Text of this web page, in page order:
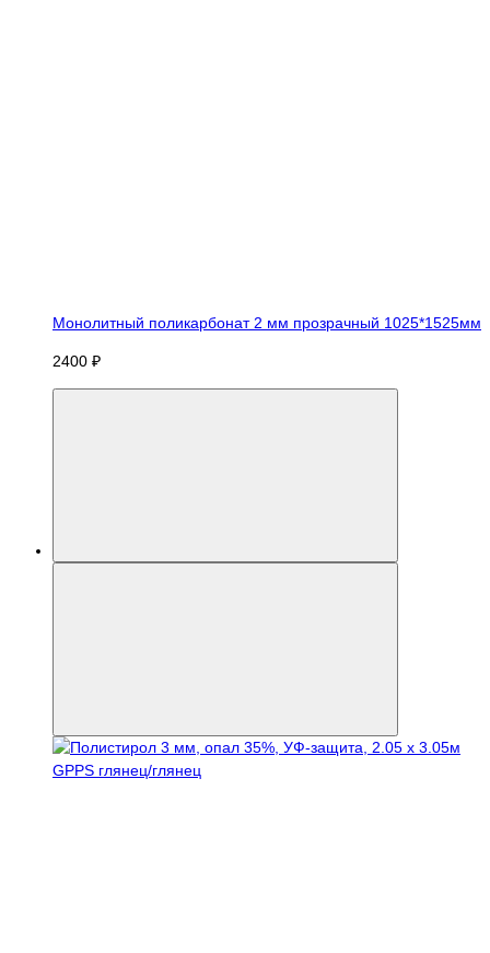
Монолитный поликарбонат 2 мм прозрачный 1025*1525мм
2400 ₽